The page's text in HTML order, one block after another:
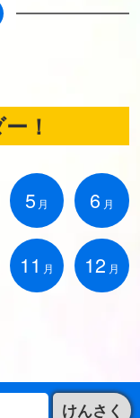
！
5 月 6 月
11 月 12 月
けんさく